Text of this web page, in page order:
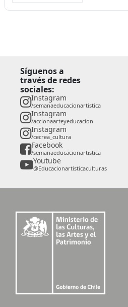
Síguenos a
través de redes
sociales:
Instagram
/semanaeducacionartistica
Instagram
/accionaarteyeducacion
Instagram
/cecrea_cultura
Facebook
/semanaeducacionartistica
Youtube
@Educacionartisticaculturas